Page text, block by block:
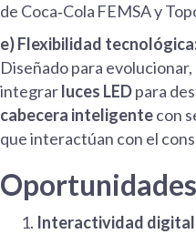
de Coca‑Cola FEMSA y
e) Flexibilidad
Diseñado para
integrarluces LEDpara
cabecera inteligentecon
que interactúan con el
Interactividad digital